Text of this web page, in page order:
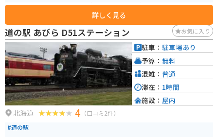
ています。その為、その後の予定はなかなか入れづらいです。それでも食べた
詳しく見る
道の駅 あびら D51ステーション お気に入り
北海道 4 （口コミ2件）
#道の駅
駐車： 駐車場あり
予算： 無料
混雑： 普通
滞在： 1時間
施設： 屋内